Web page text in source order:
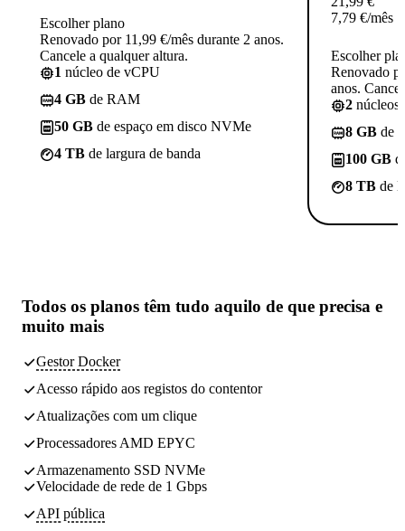
Escolher plano
Renovado por 11,99 €/mês durante 2 anos.
Cancele a qualquer altura.
1 núcleo de vCPU
4 GB de RAM
50 GB de espaço em disco NVMe
4 TB de largura de banda
7,79 €/mês
Escolher
Renovado
anos.
2 núcleos
8 GB de
100 GB
8 TB de
Todos os planos têm tudo aquilo de que precisa e
muito mais
Gestor Docker
Acesso rápido aos registos do contentor
Atualizações com um clique
Processadores AMD EPYC
Armazenamento SSD NVMe
Velocidade de rede de 1 Gbps
API pública